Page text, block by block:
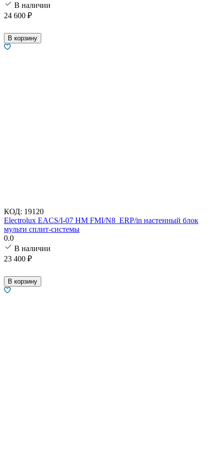
В наличии
24 600 ₽
В корзину
КОД: 19120
Electrolux EACS/I-07 HM FMI/N8_ERP/in настенный блок
мульти сплит-системы
0.0
В наличии
23 400 ₽
В корзину